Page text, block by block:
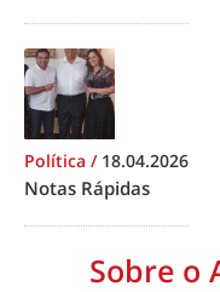
Política / 18.04.2026
Notas Rápidas
Sobre o